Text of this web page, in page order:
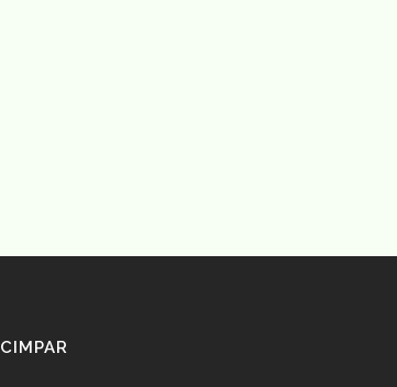
CIMPAR